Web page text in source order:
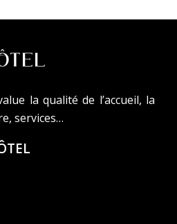
la qualité de l’accueil, la
services…